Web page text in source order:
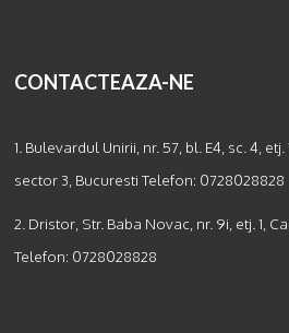
CONTACTEAZA-NE
1. Bulevardul Unirii, nr. 57, bl. E4, sc. 4,
sector 3, Bucuresti Telefon: 0728028828
2. Dristor, Str. Baba Novac, nr. 9i, etj. 1,
Telefon: 0728028828